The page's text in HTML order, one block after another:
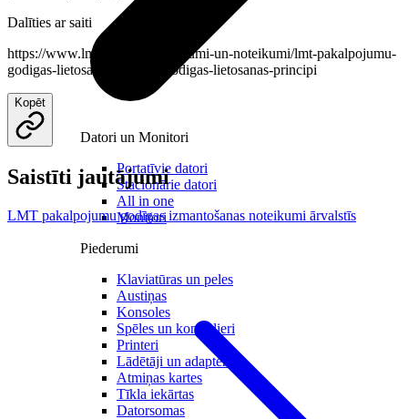
Datori un Monitori
Portatīvie datori
Stacionārie datori
All in one
Monitori
Piederumi
Klaviatūras un peles
Austiņas
Konsoles
Spēles un kontrolieri
Printeri
Lādētāji un adapteri
Atmiņas kartes
Tīkla iekārtas
Datorsomas
Dalīties ar saiti
https://www.lmt.lv/palidziba/ligumi-un-noteikumi/lmt-pakalpojumu-
godigas-lietosanas-principi/godigas-lietosanas-principi
Kopēt
Saistīti jautājumi
LMT pakalpojumu godīgas izmantošanas noteikumi ārvalstīs